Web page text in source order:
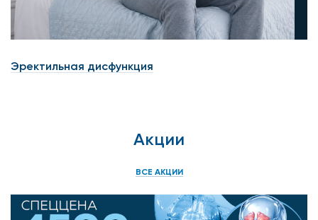
Эректильная дисфункция
Акции
ВСЕ АКЦИИ